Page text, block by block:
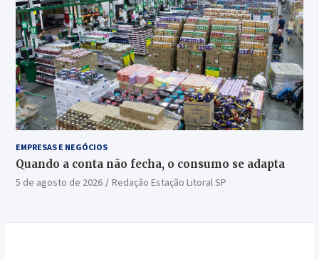
EMPRESAS E NEGÓCIOS
Quando a conta não fecha, o consumo se adapta
5 de agosto de 2026 Redação Estação Litoral SP